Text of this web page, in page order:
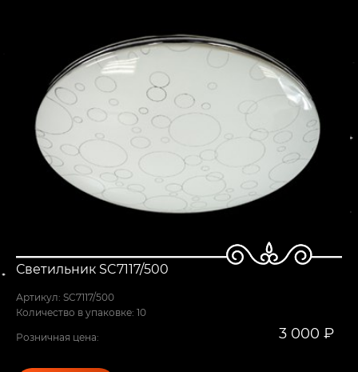
Светильник SC7117/500
Артикул: SC7117/500
Количество в упаковке: 10
Розничная цена: 3 000 ₽